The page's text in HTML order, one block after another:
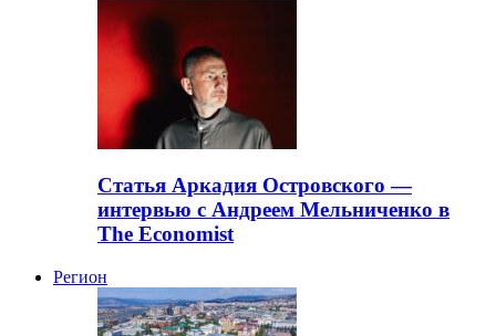
Статья Аркадия Островского —
интервью с Андреем Мельниченко в
The Economist
Регион